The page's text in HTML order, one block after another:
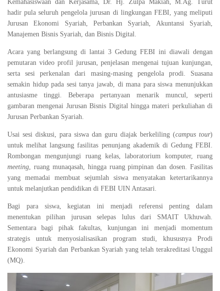
Kemahasiswaan dan Kerjasama, Dr. Hj. Zulpa Makiah, M.Ag. Turut
hadir pula seluruh pengelola jurusan di lingkungan FEBI, yang meliputi
Jurusan Ekonomi Syariah, Perbankan Syariah, Akuntansi Syariah,
Manajemen Bisnis Syariah, dan Bisnis Digital.
Acara yang berlangsung di lantai 3 Gedung FEBI ini diawali dengan
pemutaran video profil jurusan, penjelasan mengenai tujuan kunjungan,
serta sesi perkenalan dari masing-masing pengelola prodi. Suasana
semakin hidup pada sesi tanya jawab, di mana para siswa menunjukkan
antusiasme tinggi. Beberapa pertanyaan menarik muncul, seperti
gambaran mengenai Jurusan Bisnis Digital hingga materi perkuliahan di
Jurusan Perbankan Syariah.
Usai sesi diskusi, para siswa dan guru diajak berkeliling (campus tour)
untuk melihat langsung fasilitas penunjang akademik di Gedung FEBI.
Rombongan mengunjungi ruang kelas, laboratorium komputer, ruang
meeting , ruang munaqasah, hingga ruang pimpinan dan dosen. Fasilitas
yang memadai membuat sejumlah siswa menyatakan ketertarikannya
untuk melanjutkan pendidikan di FEBI UIN Antasari.
Bagi para siswa, kegiatan ini menjadi referensi penting dalam
menentukan pilihan jurusan selepas lulus dari SMAIT Ukhuwah.
Sementara bagi pihak fakultas, kunjungan ini menjadi momentum
strategis untuk menyosialisasikan program studi, khususnya Prodi
Ekonomi Syariah dan Perbankan Syariah yang telah terakreditasi Unggul
(MQ).